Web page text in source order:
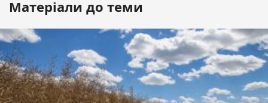
Матеріали до теми